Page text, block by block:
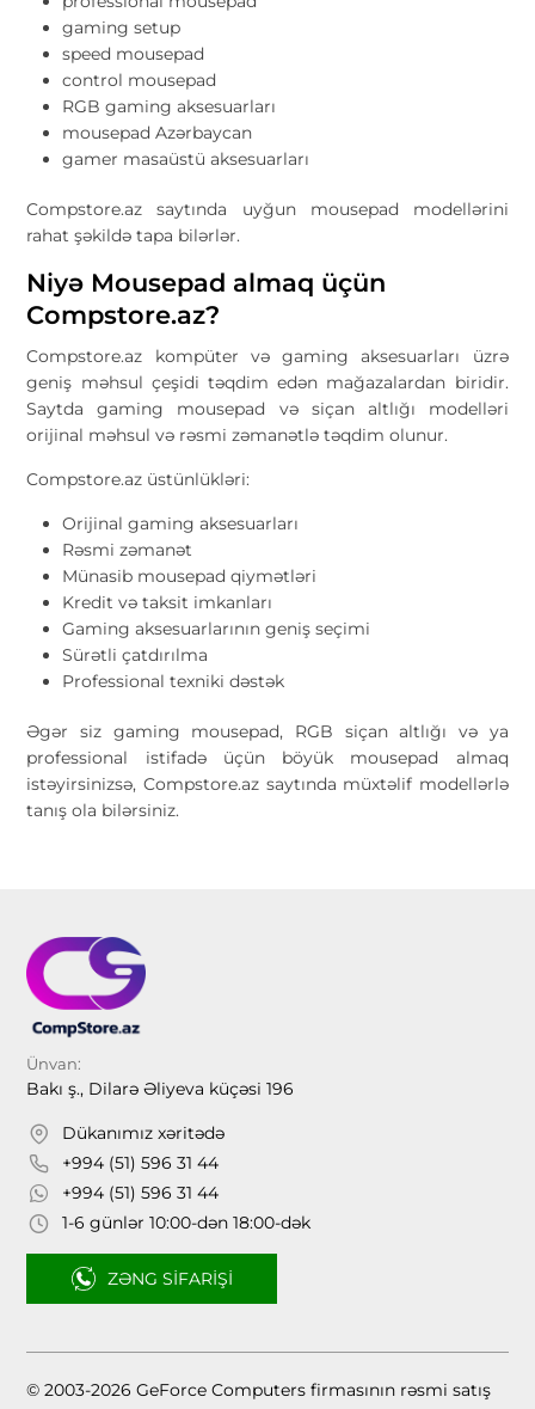
gaming setup
speed mousepad
control mousepad
RGB gaming aksesuarları
mousepad Azərbaycan
gamer masaüstü aksesuarları
Compstore.az saytında uyğun mousepad modellərini
rahat şəkildə tapa bilərlər.
Niyə Mousepad almaq üçün
Compstore.az?
Compstore.az kompüter və gaming aksesuarları üzrə
geniş məhsul çeşidi təqdim edən mağazalardan biridir.
Saytda gaming mousepad və siçan altlığı modelləri
orijinal məhsul və rəsmi zəmanətlə təqdim olunur.
Compstore.az üstünlükləri:
Orijinal gaming aksesuarları
Rəsmi zəmanət
Münasib mousepad qiymətləri
Kredit və taksit imkanları
Gaming aksesuarlarının geniş seçimi
Sürətli çatdırılma
Professional texniki dəstək
Əgər siz gaming mousepad, RGB siçan altlığı və ya
professional istifadə üçün böyük mousepad almaq
istəyirsinizsə, Compstore.az saytında müxtəlif modellərlə
tanış ola bilərsiniz.
Ünvan:
Bakı ş., Dilarə Əliyeva küçəsi 196
Dükanımız xəritədə
+994 (51) 596 31 44
+994 (51) 596 31 44
1-6 günlər 10:00-dən 18:00-dək
ZƏNG SIFARIŞI
© 2003-2026 GeForce Computers firmasının rəsmi satış